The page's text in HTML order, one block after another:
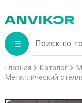
Главная Каталог
Металлический